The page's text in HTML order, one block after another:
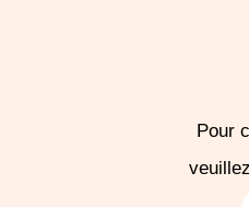
Pour
Votre trousseau